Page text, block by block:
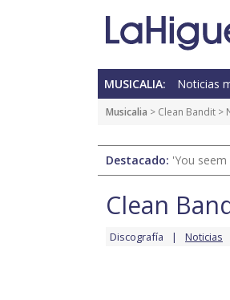
MUSICALIA: Noticias
Musicalia > Clean Bandit >
Destacado: 'You
Clean
Discografía Noticias